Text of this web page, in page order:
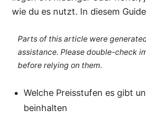
wie du es nutzt. In diesem
Parts of this article were
assistance. Please double-check
before relying on them.
Welche Preisstufen es gibt
beinhalten